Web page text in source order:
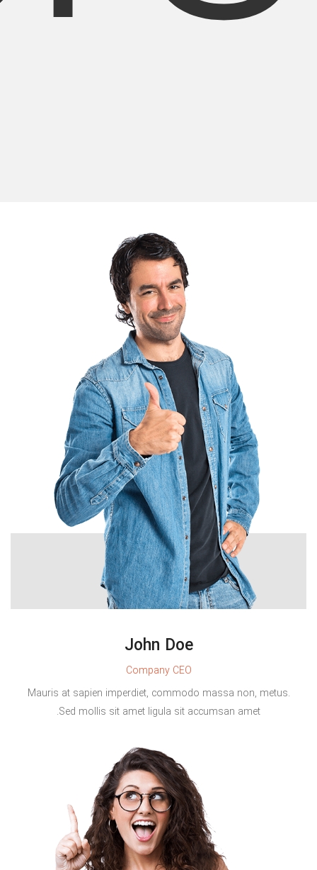
John Doe
Company CEO
Mauris at sapien imperdiet, commodo massa non, metus.
Sed mollis sit amet ligula sit accumsan amet.